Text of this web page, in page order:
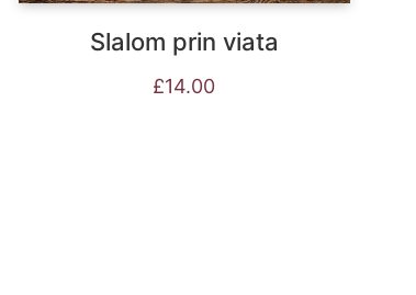
Slalom prin viata
£14.00